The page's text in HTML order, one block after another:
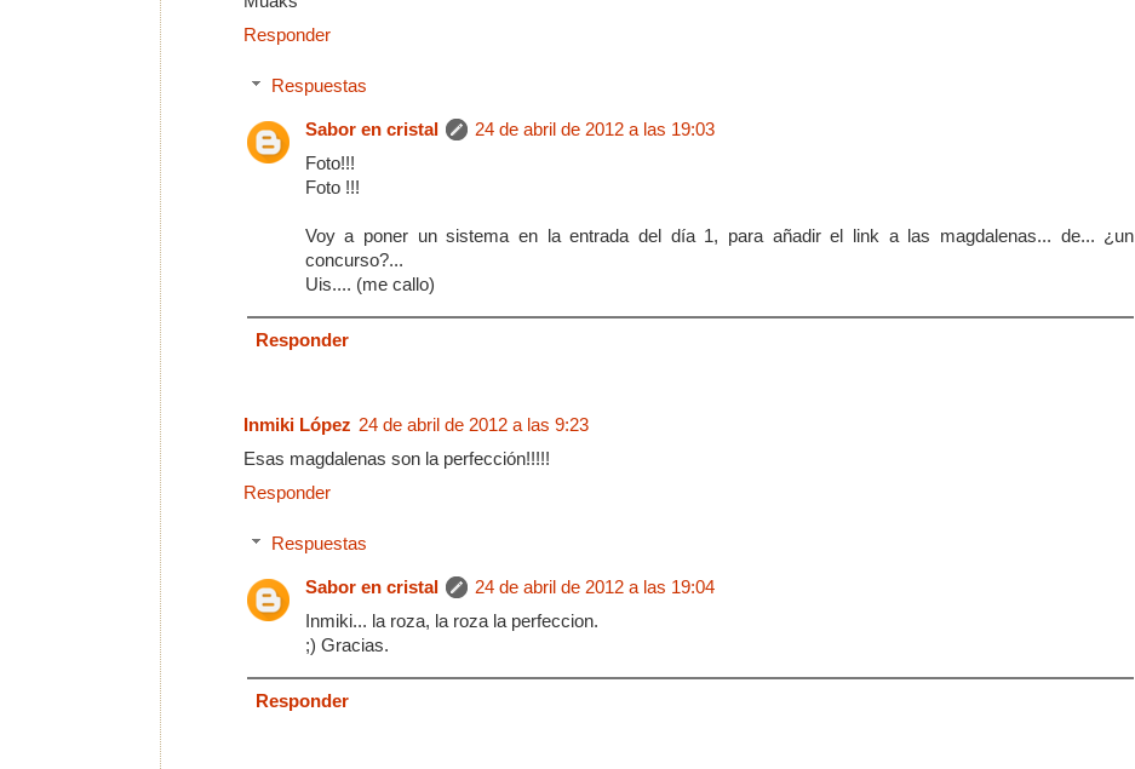
Responder
Respuestas
Sabor en cristal
24 de abril de 2012 a las 19:03
Foto!!!
Foto !!!
Voy a poner un sistema en la entrada del día 1, para añadir el link a las magdalenas... de... ¿un
concurso?...
Uis.... (me callo)
Responder
Inmiki López 24 de abril de 2012 a las 9:23
Esas magdalenas son la perfección!!!!!
Responder
Respuestas
Sabor en cristal
24 de abril de 2012 a las 19:04
Inmiki... la roza, la roza la perfeccion.
;) Gracias.
Responder